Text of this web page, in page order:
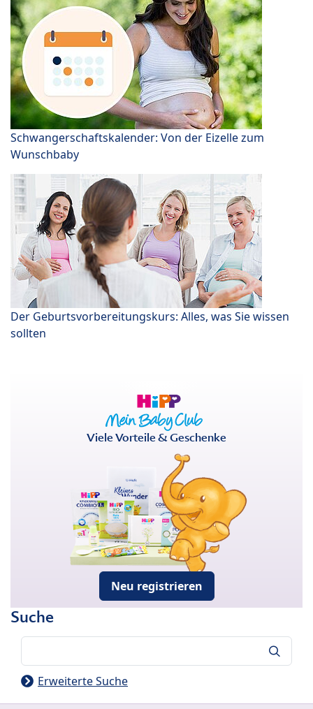
Schwangerschaftskalender: Von der Eizelle zum
Wunschbaby
Der Geburtsvorbereitungskurs: Alles, was Sie wissen
sollten
Viele Vorteile & Geschenke
Neu registrieren
Suche
Erweiterte Suche